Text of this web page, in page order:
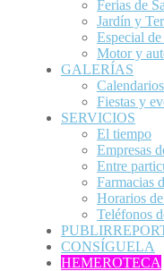
Ferias de
Jardín y
Especial
Motor y
GALERÍAS
Fiestas y
SERVICIOS
El tiempo
Empresas
Entre
Farmacias
Horarios
Teléfonos
CONSÍGUELA
HEMEROTECA